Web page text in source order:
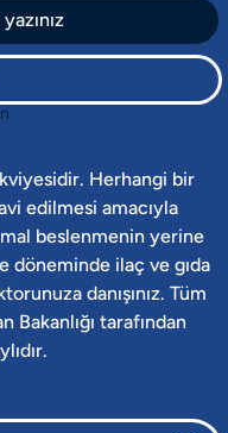
Herhangi bir
edilmesi amacıyla
beslenmenin yerine
döneminde ilaç ve gıda
danışınız. Tüm
Bakanlığı tarafından